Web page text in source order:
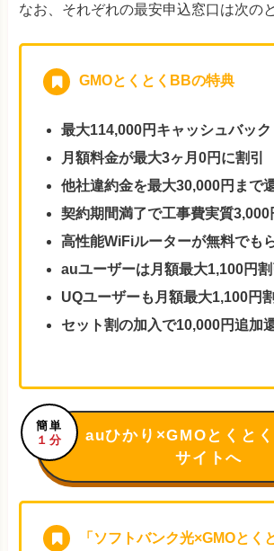
なお、それぞれの最安申込窓口は次の
GMOとくとくBBの特典
最大114,000円キャッシュバック
月額料金が最大3ヶ月0円に割引
他社違約金を最大30,000円まで
契約期間満了で工事費実質3,000
高性能WiFiルーターが無料でも
auユーザーは月額最大1,100円割
UQユーザーも月額最大1,100円割
セット割の加入で10,000円追加
簡単
１分
auひかり×GMOとくと
サイトへ
「ソフトバンク光×GMOとく